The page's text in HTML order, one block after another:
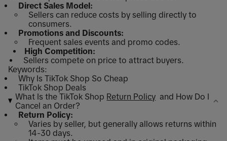
Direct Sales Model:
Sellers can reduce costs by selling directly to
consumers.
Promotions and Discounts:
Frequent sales events and promo codes.
High Competition:
Sellers compete on price to attract buyers.
Keywords:
Why Is TikTok Shop So Cheap
TikTok Shop Deals
What Is the TikTok Shop Return Policy and How Do I
Cancel an Order?
Return Policy:
Varies by seller, but generally allows returns within
14-30 days.